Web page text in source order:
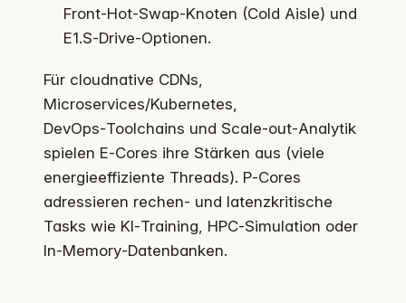
Front‑Hot‑Swap‑Knoten (Cold Aisle) und
E1.S‑Drive‑Optionen.
Für cloudnative CDNs,
Microservices/Kubernetes,
DevOps‑Toolchains und Scale‑out‑Analytik
spielen E‑Cores ihre Stärken aus (viele
energieeffiziente Threads). P‑Cores
adressieren rechen- und latenzkritische
Tasks wie KI‑Training, HPC‑Simulation oder
In‑Memory‑Datenbanken.